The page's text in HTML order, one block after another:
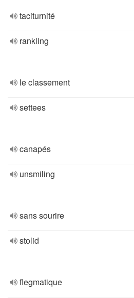
taciturnité
rankling
le classement
settees
canapés
unsmiling
sans sourire
stolid
flegmatique